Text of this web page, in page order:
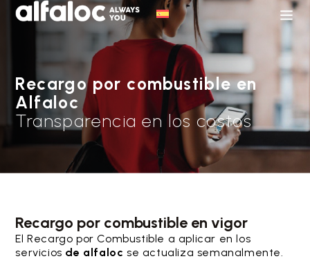
Recargo por combustible en
Alfaloc
Transparencia en los costos
Recargo por combustible en vigor
El Recargo por Combustible a aplicar en los
servicios de alfaloc se actualiza semanalmente.